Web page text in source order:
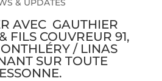
AVEC GAUTHIER
FILS COUVREUR 91,
/ LINAS
SUR TOUTE